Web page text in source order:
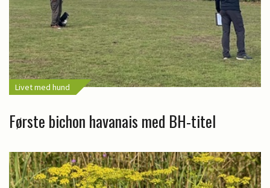
Livet med hund
Første bichon havanais med BH-titel